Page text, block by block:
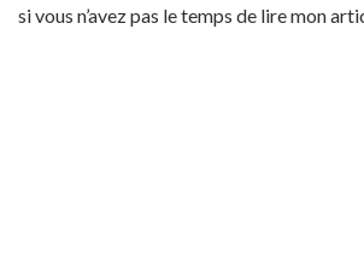
si vous n’avez pas le temps de lire mon